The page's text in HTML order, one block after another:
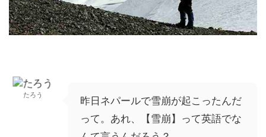
たろう
昨日ネパールで雪崩が起こったんだ
って。あれ、【雪崩】って英語でな